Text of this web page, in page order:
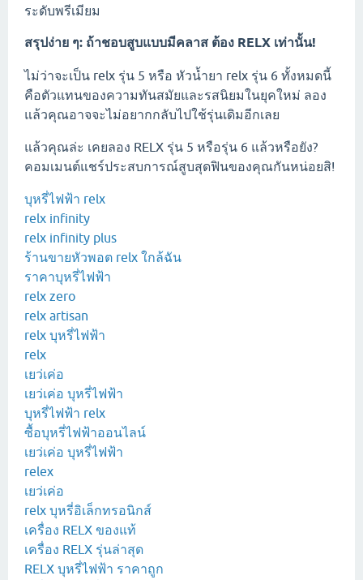
ระดับพรีเมียม
สรุปง่าย ๆ: ถ้าชอบสูบแบบมีคลาส ต้อง RELX เท่านั้น!
ไม่ว่าจะเป็น relx รุ่น 5 หรือ หัวน้ำยา relx รุ่น 6 ทั้งหมดนี้
คือตัวแทนของความทันสมัยและรสนิยมในยุคใหม่ ลอง
แล้วคุณอาจจะไม่อยากกลับไปใช้รุ่นเดิมอีกเลย
แล้วคุณล่ะ เคยลอง RELX รุ่น 5 หรือรุ่น 6 แล้วหรือยัง?
คอมเมนต์แชร์ประสบการณ์สูบสุดฟินของคุณกันหน่อยสิ!
บุหรี่ไฟฟ้า relx
relx infinity
relx infinity plus
ร้านขายหัวพอต relx ใกล้ฉัน
ราคาบุหรี่ไฟฟ้า
relx zero
relx artisan
relx บุหรี่ไฟฟ้า
relx
เยว่เค่อ
เยว่เค่อ บุหรี่ไฟฟ้า
บุหรี่ไฟฟ้า relx
ซื้อบุหรี่ไฟฟ้าออนไลน์
เยว่เค่อ บุหรี่ไฟฟ้า
relex
เยว่เค่อ
relx บุหรี่อิเล็กทรอนิกส์
เครื่อง RELX ของแท้
เครื่อง RELX รุ่นล่าสุด
RELX บุหรี่ไฟฟ้า ราคาถูก